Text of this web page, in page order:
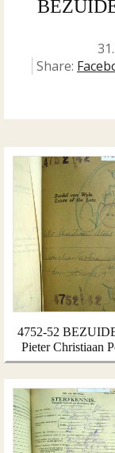
Share:
4752-52
Pieter Christiaan